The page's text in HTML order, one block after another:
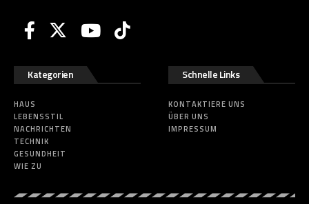
Kategorien
HAUS
LEBENSSTIL
NACHRICHTEN
TECHNIK
GESUNDHEIT
WIE ZU
Schnelle Links
KONTAKTIERE UNS
ÜBER UNS
IMPRESSUM